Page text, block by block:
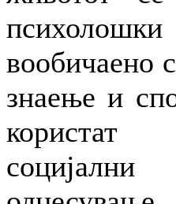
вообичаено
знаење и